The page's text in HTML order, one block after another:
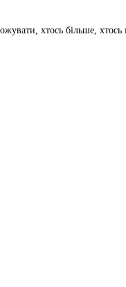
хтось більше, хтось